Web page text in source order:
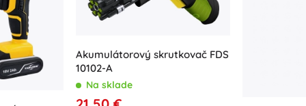
Výbava pre najmenších
Bezpečnosť
Organizácia
Nočné osvetlenie
Akumulátorový skrutkovač FDS
10102-A
Na sklade